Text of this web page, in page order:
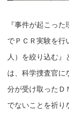
『事件が起こっ
でＰＣＲ実験を行
人）を絞り込む
は、科学捜査官に
分が受け取ったＤ
でないことを祈り